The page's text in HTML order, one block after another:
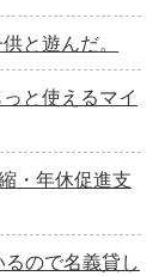
と遊んだ。
と使えるマイ
・年休促進支
るので名義貸し